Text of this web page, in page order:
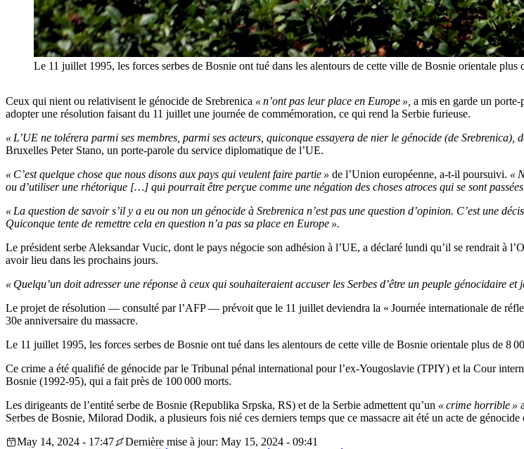
Le 11 juillet 1995, les forces serbes de Bosnie ont tué dans les alentours de cette ville de Bosnie orientale
Ceux qui nient ou relativisent le génocide de Srebrenica « n’ont pas leur place en Europe », a mis en garde un
adopter une résolution faisant du 11 juillet une journée de commémoration, ce qui rend la Serbie furieuse.
« L’UE ne tolérera parmi ses membres, parmi ses acteurs, quiconque essayera de nier le génocide (de
Bruxelles Peter Stano, un porte-parole du service diplomatique de l’UE.
« C’est quelque chose que nous disons aux pays qui veulent faire partie » de l’Union européenne, a-t-il poursuivi. «
ou d’utiliser une rhétorique […] qui pourrait être perçue comme une négation des choses atroces qui se sont
« La question de savoir s’il y a eu ou non un génocide à Srebrenica n’est pas une question d’opinion. C’est une
Quiconque tente de remettre cela en question n’a pas sa place en Europe ».
Le président serbe Aleksandar Vucic, dont le pays négocie son adhésion à l’UE, a déclaré lundi qu’il se rendrait à
avoir lieu dans les prochains jours.
« Quelqu’un doit adresser une réponse à ceux qui souhaiteraient accuser les Serbes d’être un peuple génocidaire
Le projet de résolution — consulté par l’AFP — prévoit que le 11 juillet deviendra la « Journée internationale de
30e anniversaire du massacre.
Le 11 juillet 1995, les forces serbes de Bosnie ont tué dans les alentours de cette ville de Bosnie orientale plus de 8
Ce crime a été qualifié de génocide par le Tribunal pénal international pour l’ex-Yougoslavie (TPIY) et la Cour
Bosnie (1992-95), qui a fait près de 100 000 morts.
Les dirigeants de l’entité serbe de Bosnie (Republika Srpska, RS) et de la Serbie admettent qu’un « crime horrible »
Serbes de Bosnie, Milorad Dodik, a plusieurs fois nié ces derniers temps que ce massacre ait été un acte de
May 14, 2024 - 17:47
Dernière mise à jour: May 15, 2024 - 09:41